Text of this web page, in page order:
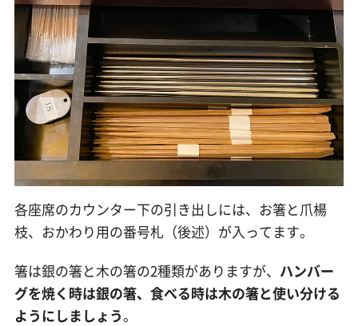
各座席のカウンター下の引き出しには、お箸と爪楊
枝、おかわり用の番号札（後述）が入ってます。
箸は銀の箸と木の箸の2種類がありますが、 ハンバー
グを焼く時は銀の箸、食べる時は木の箸と使い分ける
ようにしましょう。